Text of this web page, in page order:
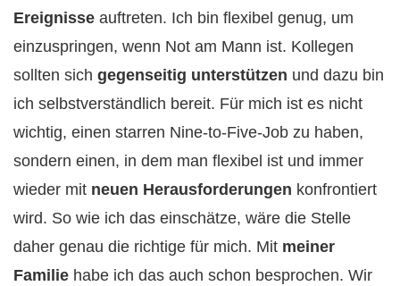
Ereignisse auftreten. Ich bin flexibel genug, um
einzuspringen, wenn Not am Mann ist. Kollegen
sollten sich gegenseitig unterstützen und dazu bin
ich selbstverständlich bereit. Für mich ist es nicht
wichtig, einen starren Nine-to-Five-Job zu haben,
sondern einen, in dem man flexibel ist und immer
wieder mit neuen Herausforderungen konfrontiert
wird. So wie ich das einschätze, wäre die Stelle
daher genau die richtige für mich. Mit meiner
Familie habe ich das auch schon besprochen. Wir